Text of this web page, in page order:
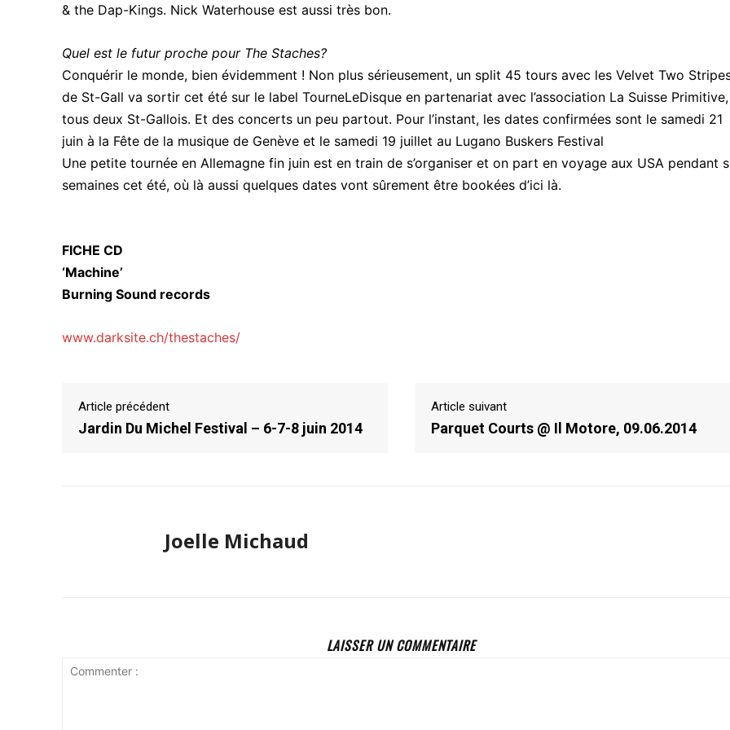
& the Dap-Kings. Nick Waterhouse est aussi très bon.
Quel est le futur proche pour The Staches?
Conquérir le monde, bien évidemment ! Non plus sérieusement, un split 45 tours avec les Velvet Two
de St-Gall va sortir cet été sur le label TourneLeDisque en partenariat avec l’association La Suisse Primitive,
tous deux St-Gallois. Et des concerts un peu partout. Pour l’instant, les dates confirmées sont le samedi 21
juin à la Fête de la musique de Genève et le samedi 19 juillet au Lugano Buskers Festival
Une petite tournée en Allemagne fin juin est en train de s’organiser et on part en voyage aux USA pendant
semaines cet été, où là aussi quelques dates vont sûrement être bookées d’ici là.
FICHE CD
‘Machine’
Burning Sound records
www.darksite.ch/thestaches/
Article précédent
Jardin Du Michel Festival – 6-7-8 juin 2014
Article suivant
Parquet Courts @ Il Motore, 09.06.2014
Joelle Michaud
LAISSER UN COMMENTAIRE